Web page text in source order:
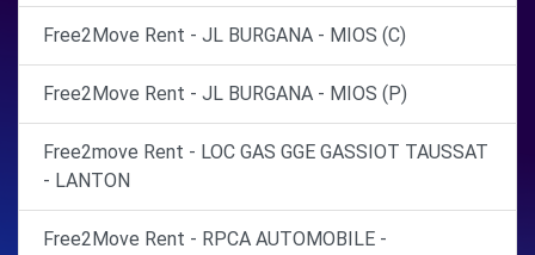
Free2Move Rent - JL BURGANA - MIOS (C)
Free2Move Rent - JL BURGANA - MIOS (P)
Free2move Rent - LOC GAS GGE GASSIOT TAUSSAT
- LANTON
Free2Move Rent - RPCA AUTOMOBILE -